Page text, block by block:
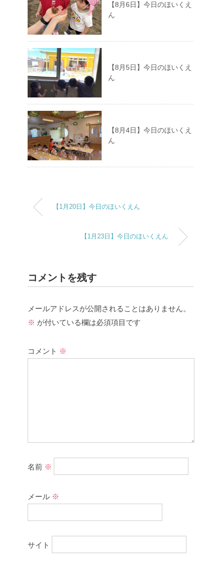
【8月6日】今日のほいくえ
ん
【8月5日】今日のほいくえ
ん
【8月4日】今日のほいくえ
ん
【1月20日】今日のほいくえん
【1月23日】今日のほいくえん
コメントを残す
メールアドレスが公開されることはありません。
※ が付いている欄は必須項目です
コメント ※
名前 ※
メール ※
サイト